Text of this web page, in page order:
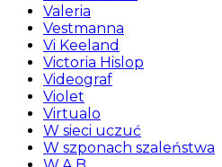
Valeria
Vestmanna
Vi Keeland
Victoria Hislop
Videograf
Violet
Virtualo
W sieci uczuć
W szponach szaleństwa